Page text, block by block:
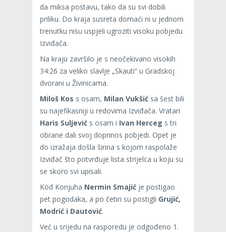
da miksa postavu, tako da su svi dobili
priliku. Do kraja susreta domaći ni u jednom
trenutku nisu uspjeli ugroziti visoku pobjedu
Izviđača.
Na kraju završilo je s neočekivano visokih
34:26 za veliko slavlje „Skauti“ u Gradskoj
dvorani u Živinicama.
Miloš Kos s osam, Milan Vukšić sa šest bili
su najefikasniji u redovima Izviđača. Vratari
Haris Suljević s osam i Ivan Herceg s tri
obrane dali svoj doprinos pobjedi. Opet je
do izražaja došla širina s kojom raspolaže
Izviđač što potvrđuje lista strijelca u koju su
se skoro svi upisali.
Kod Konjuha Nermin Smajić je postigao
pet pogodaka, a po četiri su postigli Grujić,
Modrić i Dautović.
Već u srijedu na rasporedu je odgođeno 1.